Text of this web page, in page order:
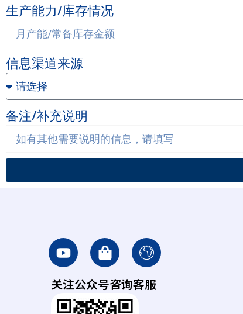
生产能力/库存情况
信息渠道来源
备注/补充说明
Y
o
u
t
u
S
h
o
p
p
I
c
o
n
关注公众号咨询客服